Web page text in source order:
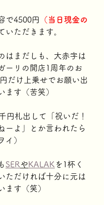
で4500円
（当日現金の
いただきます。
はまだしも、大赤字は
ーリの開店1周年のお
だけ上乗せでお願い出
ます（苦笑）
円札出して「祝いだ！
ーよ」とか言われたら
イ）
SER やKALAK を1杯く
ただければ十分に元は
ます（笑）